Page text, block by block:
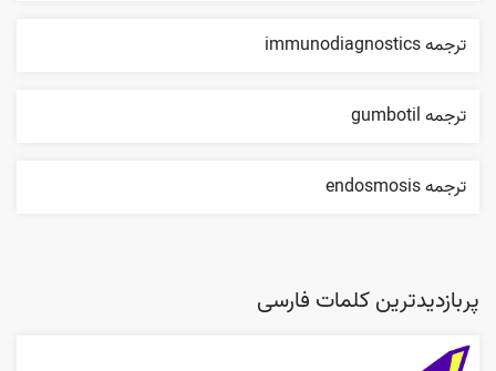
ترجمه immunodiagnostics
ترجمه gumbotil
ترجمه endosmosis
پربازدیدترین کلمات فارسی